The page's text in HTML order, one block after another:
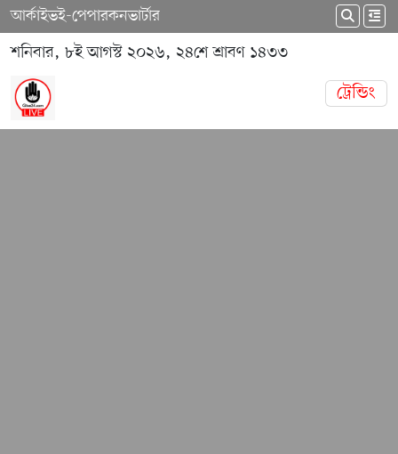
আর্কাইভই-পেপারকনভার্টার
শনিবার, ৮ই আগস্ট ২০২৬, ২৪শে শ্রাবণ ১৪৩৩
ট্রেন্ডিং